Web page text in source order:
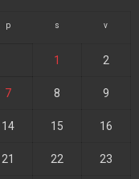
p s v
1 2
7 8 9
14 15 16
21 22 23